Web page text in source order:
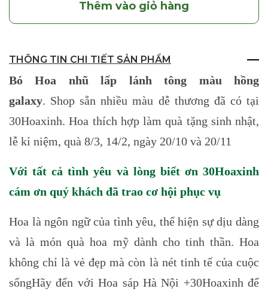
Thêm vào giỏ hàng
THÔNG TIN CHI TIẾT SẢN PHẨM
Bó Hoa nhũ lấp lánh tông màu hồng
galaxy. Shop sẵn nhiều màu dễ thương đã có tại
30Hoaxinh. Hoa thích hợp làm quà tặng sinh nhật,
lễ kỉ niệm, quà 8/3, 14/2, ngày 20/10 và 20/11
Với tất cả tình yêu và lòng biết ơn 30Hoaxinh
cám ơn quý khách đã trao cơ hội phục vụ
Hoa là ngôn ngữ của tình yêu, thể hiện sự dịu dàng
và là món quà hoa mỹ dành cho tinh thần. Hoa
không chỉ là vẻ đẹp mà còn là nét tinh tế của cuộc
sốngHãy đến với Hoa sáp Hà Nội +30Hoaxinh để